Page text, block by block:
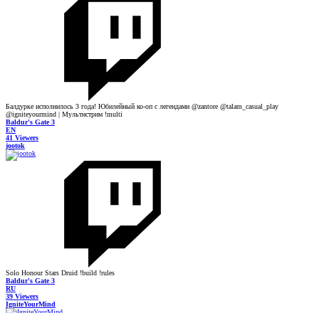
Балдурке исполнилось 3 года! Юбилейный ко-оп с легендами @zantore @talam_casual_play
@igniteyourmind | Мультистрим !multi
Baldur's Gate 3
EN
41 Viewers
jootok
Solo Honour Stars Druid !build !rules
Baldur's Gate 3
RU
39 Viewers
IgniteYourMind